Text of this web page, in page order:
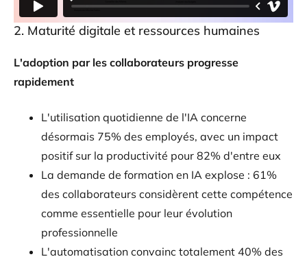
2. Maturité digitale et ressources humaines
L'adoption par les collaborateurs progresse
rapidement
L'utilisation quotidienne de l'IA concerne
désormais 75% des employés, avec un impact
positif sur la productivité pour 82% d'entre eux
La demande de formation en IA explose : 61%
des collaborateurs considèrent cette compétence
comme essentielle pour leur évolution
professionnelle
L'automatisation convainc totalement 40% des